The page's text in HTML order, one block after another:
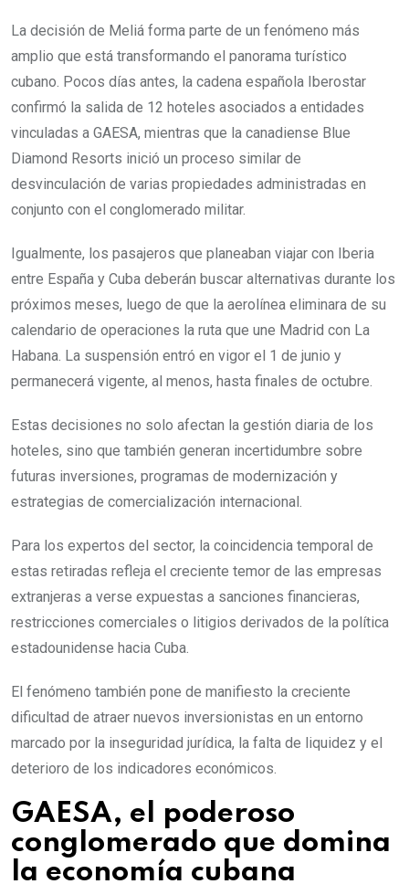
La decisión de Meliá forma parte de un fenómeno más
amplio que está transformando el panorama turístico
cubano. Pocos días antes, la cadena española Iberostar
confirmó la salida de 12 hoteles asociados a entidades
vinculadas a GAESA, mientras que la canadiense Blue
Diamond Resorts inició un proceso similar de
desvinculación de varias propiedades administradas en
conjunto con el conglomerado militar.
Igualmente, los pasajeros que planeaban viajar con Iberia
entre España y Cuba deberán buscar alternativas durante los
próximos meses, luego de que la aerolínea eliminara de su
calendario de operaciones la ruta que une Madrid con La
Habana. La suspensión entró en vigor el 1 de junio y
permanecerá vigente, al menos, hasta finales de octubre.
Estas decisiones no solo afectan la gestión diaria de los
hoteles, sino que también generan incertidumbre sobre
futuras inversiones, programas de modernización y
estrategias de comercialización internacional.
Para los expertos del sector, la coincidencia temporal de
estas retiradas refleja el creciente temor de las empresas
extranjeras a verse expuestas a sanciones financieras,
restricciones comerciales o litigios derivados de la política
estadounidense hacia Cuba.
El fenómeno también pone de manifiesto la creciente
dificultad de atraer nuevos inversionistas en un entorno
marcado por la inseguridad jurídica, la falta de liquidez y el
deterioro de los indicadores económicos.
GAESA, el poderoso
conglomerado que domina
la economía cubana